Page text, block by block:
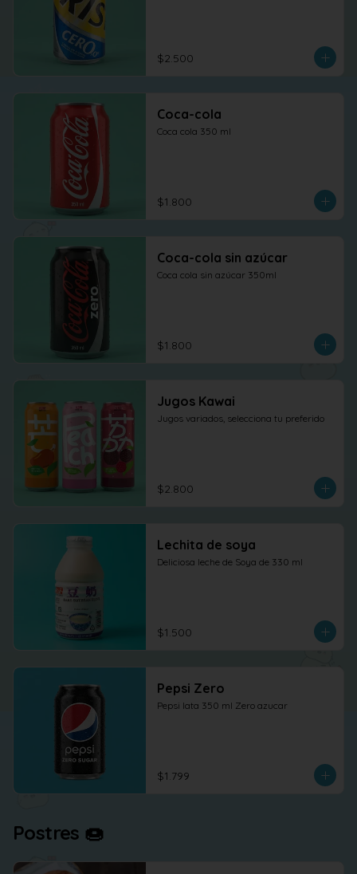
$2.500
Coca-cola
Coca cola 350 ml
$1.800
Coca-cola sin azúcar
Coca cola sin azúcar 350ml
$1.800
Jugos Kawai
Jugos variados, selecciona tu preferido
$2.800
Lechita de soya
Deliciosa leche de Soya de 330 ml
$1.500
Pepsi Zero
Pepsi lata 350 ml Zero azucar
$1.799
Postres 🍩